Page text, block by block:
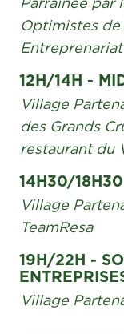
Parrainée par
Optimistes
12H/14H -
Village
des Grands
restaurant du
14H30/
Village
TeamResa
19H/22H -
Village